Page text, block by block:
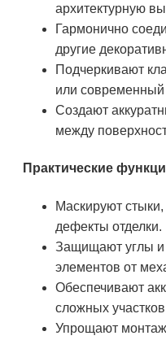
архитектурную
Гармонично
другие
Подчеркивают
или современный
Создают
между
Практические
Маскируют
дефекты отделки.
Защищают углы и
элементов от
Обеспечивают
сложных
Упрощают монтаж